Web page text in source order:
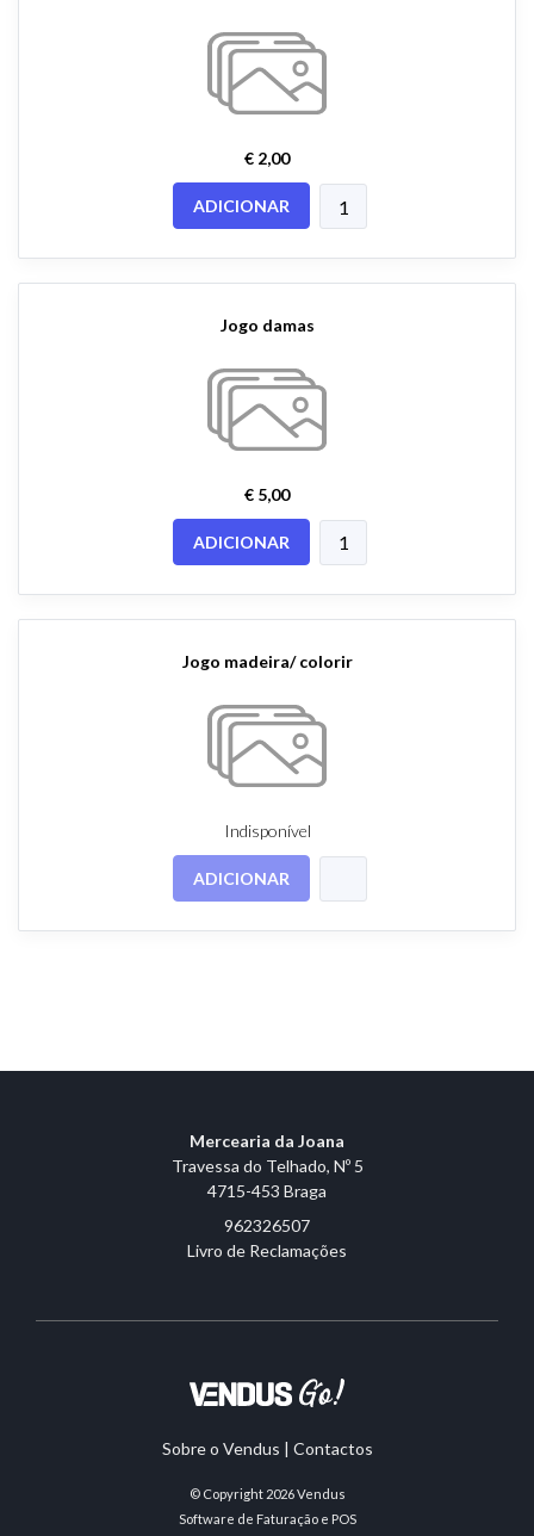
€ 2,00
ADICIONAR
Jogo damas
€ 5,00
ADICIONAR
Jogo madeira/ colorir
Indisponível
ADICIONAR
Mercearia da Joana
Travessa do Telhado, Nº 5
4715-453 Braga
962326507
Livro de Reclamações
Sobre o Vendus | Contactos
© Copyright 2026Vendus
Software de Faturação e POS